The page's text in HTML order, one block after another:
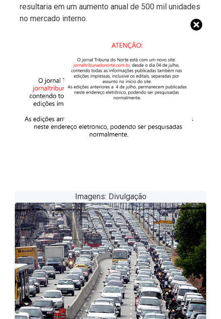
resultaria em um aumento anual de 500 mil unidades
no mercado interno.
Imagens: Divulgação